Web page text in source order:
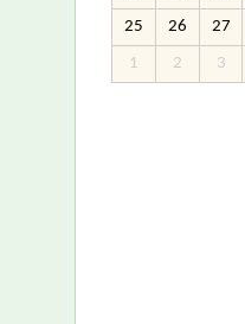
25 26 27
1 2 3